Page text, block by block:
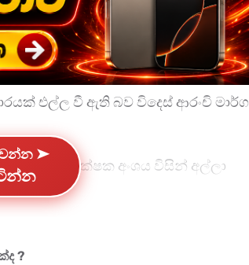
එල්ල වී ඇති බව විදෙස් ආරංචි මාර්ග
දෙක ආරක්ෂක අංශය විසින් අල්ලා
➤
?